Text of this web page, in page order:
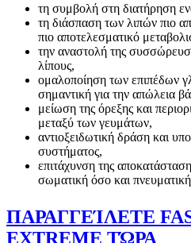
τη συμβολή στη διατήρηση
τη διάσπαση των λιπών πιο
πιο αποτελεσματικό
την αναστολή της
λίπους,
ομαλοποίηση των επιπέδων
σημαντική για την απώλεια
μείωση της όρεξης και
μεταξύ των γευμάτων,
αντιοξειδωτική δράση και
συστήματος,
επιτάχυνση της
σωματική όσο και
ΠΑΡΑΓΓΕΊΛΕΤΕ
EXTREME ΤΏΡΑ